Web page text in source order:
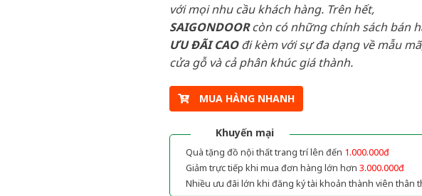
với mọi nhu cầu khách hàng. Trên hết,
SAIGONDOORcòn có những chính sách bán
ƯU ĐÃI CAOđi kèm với sự đa dạng về mẫu
cửa gỗ và cả phân khúc giá thành.
MUA HÀNG NHANH
Khuyến mại
Quà tặng đồ nội thất trang trí lên đến 1.000.000đ
Giảm trực tiếp khi mua đơn hàng lớn hơn 3.000.000đ
Nhiều ưu đãi lớn khi đăng ký tài khoản thành viên thân